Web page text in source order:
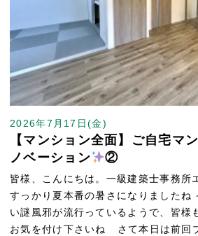
2026年7月17日(金)
【マンション全面】ご自宅マ
ノベーション
②
皆様、こんにちは。一級建築士事務所
すっかり夏本番の暑さになりましたね
い謎風邪が流行っているようで、皆様
お気を付け下さいね さて本日は前回